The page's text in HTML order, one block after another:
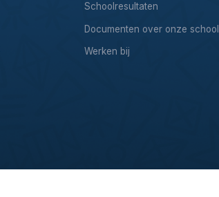
Schoolresultaten
Documenten over onze school
Werken bij